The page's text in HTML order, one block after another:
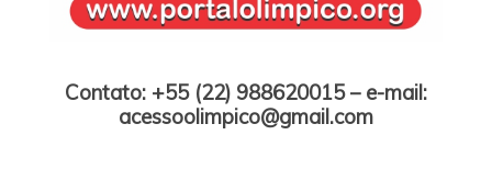
Contato: +55 (22) 988620015 – e-mail:
acessoolimpico@gmail.com